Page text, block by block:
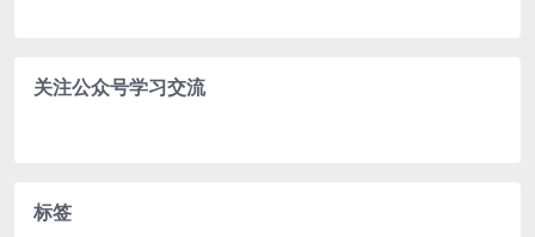
关注公众号学习交流
标签